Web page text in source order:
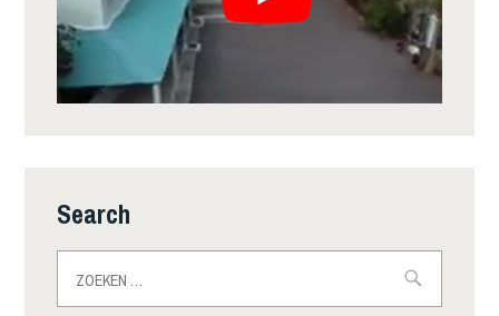
Search
naar: